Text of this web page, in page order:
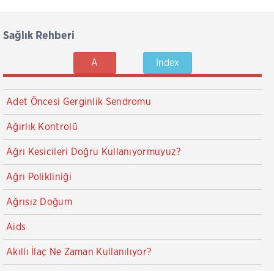
Sağlık Rehberi
A Index
Adet Öncesi Gerginlik Sendromu
Ağırlık Kontrolü
Ağrı Kesicileri Doğru Kullanıyormuyuz?
Ağrı Polikliniği
Ağrısız Doğum
Aids
Akıllı İlaç Ne Zaman Kullanılıyor?